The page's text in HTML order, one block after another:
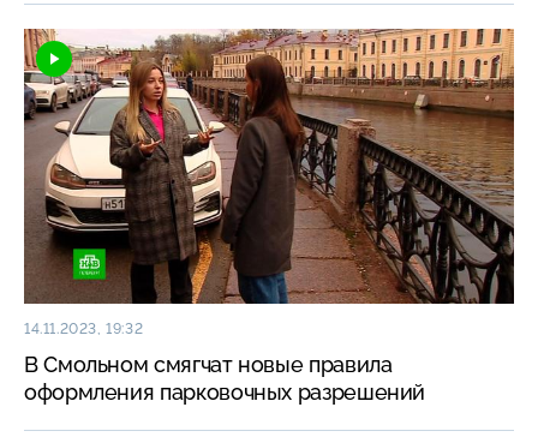
14.11.2023, 19:32
В Смольном смягчат новые правила
оформления парковочных разрешений